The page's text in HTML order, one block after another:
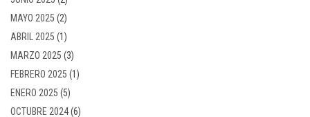
MAYO 2025 (2)
ABRIL 2025 (1)
MARZO 2025 (3)
FEBRERO 2025 (1)
ENERO 2025 (5)
OCTUBRE 2024(6)